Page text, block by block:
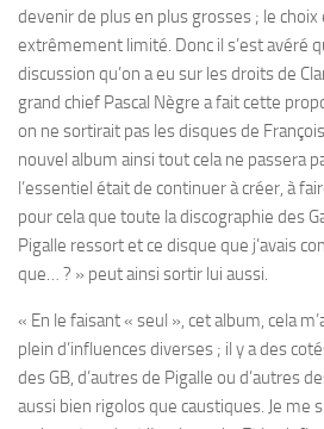
devenir de plus en plus grosses ; le choix
extrêmement limité. Donc il s’est avéré
discussion qu’on a eu sur les droits de
grand chief Pascal Nègre a fait cette
on ne sortirait pas les disques de
nouvel album ainsi tout cela ne passera
l’essentiel était de continuer à créer, à
pour cela que toute la discographie des
Pigalle ressort et ce disque que j’avais
que… ? » peut ainsi sortir lui aussi.
« En le faisant « seul », cet album, cela
plein d’influences diverses ; il y a des
des GB, d’autres de Pigalle ou d’autres
aussi bien rigolos que caustiques. Je me